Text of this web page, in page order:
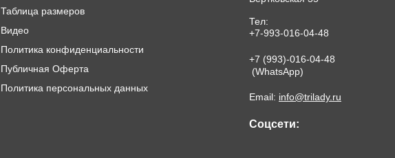
Таблица размеров
Видео
Политика конфиденциальности
Публичная Оферта
Политика персональных данных
Тел:
+7-993-016-04-48
+7 (993)-016-04-48
(WhatsApp)
Email: info@trilady.ru
Соцсети: